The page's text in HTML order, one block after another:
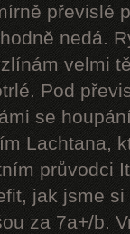
převislé
nedá.
velmi
Pod
se
Lachtana,
průvodci
jak jsme
za 7a+/b.